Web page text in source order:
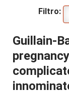
Filtro:
Guillain-